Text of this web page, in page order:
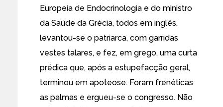
Europeia de Endocrinologia e do ministro
da Saúde da Grécia, todos em inglês,
levantou-se o patriarca, com garridas
vestes talares, e fez, em grego, uma curta
prédica que, após a estupefacção geral,
terminou em apoteose. Foram frenéticas
as palmas e ergueu-se o congresso. Não